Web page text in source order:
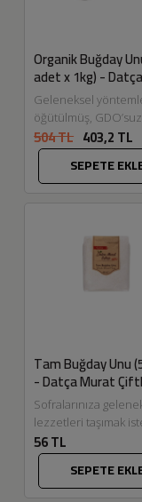
Organik Buğday
adet x 1kg) -
Çiftliği
Geleneksel
öğütülmüş,
katkısız yerli
elde edilen bu
buğday unu,
doğal, sağlıklı...
504 TL 403,2 TL
SEPETE
Tam Buğday Unu
- Datça Murat
Sofralarınıza
lezzetleri taşımak
için ideal, sağlıklı ve
bir un alternatifi
Tam buğday unu....
56 TL
SEPETE